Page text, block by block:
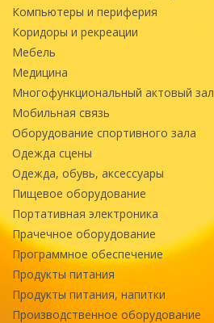
Компьютеры и периферия
Коридоры и рекреации
Мебель
Медицина
Многофункциональный актовый зал
Мобильная связь
Оборудование спортивного зала
Одежда сцены
Одежда, обувь, аксессуары
Пищевое оборудование
Портативная электроника
Прачечное оборудование
Программное обеспечение
Продукты питания
Продукты питания, напитки
Производственное оборудование